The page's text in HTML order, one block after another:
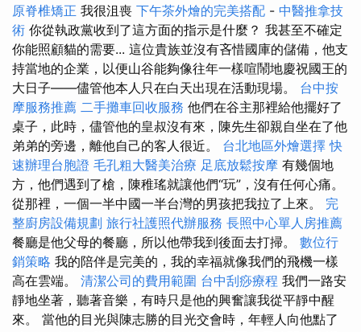
原脊椎矯正 我很沮喪 下午茶外燴的完美搭配 - 中醫推拿技
術 你從執政黨收到了這方面的指示是什麼？ 我甚至不確定
你能照顧貓的需要... 這位貴族並沒有吝惜國庫的儲備，他支
持當地的企業，以便山谷能夠像往年一樣喧鬧地慶祝國王的
大日子——儘管他本人只在白天出現在活動現場。 台中按
摩服務推薦 二手攤車回收服務 他們在谷主那裡給他擺好了
桌子，此時，儘管他的皇叔沒有來，陳先生卻親自坐在了他
弟弟的旁邊，離他自己的客人很近。 台北地區外燴選擇 快
速辦理台胞證 毛孔粗大醫美治療 足底放鬆按摩 有幾個地
方，他們遇到了槍，陳稚瑤就讓他們“玩”，沒有任何心痛。
從那裡，一個一半中國一半台灣的男孩把我拉了上來。 完
整廚房設備規劃 旅行社護照代辦服務 長照中心單人房推薦
餐廳是他父母的餐廳，所以他帶我到後面去打掃。 數位行
銷策略 我的陪伴是完美的，我的幸福就像我們的飛機一樣
高在雲端。 清潔公司的費用範圍 台中刮痧療程 我們一路安
靜地坐著，聽著音樂，有時只是他的興奮讓我從平靜中醒
來。 當他的目光與陳志勝的目光交會時，年輕人向他點了